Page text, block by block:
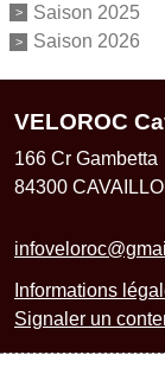
Saison 2025
Saison 2026
VELOROC
166 Cr Gambetta
84300
Informations
Signaler un